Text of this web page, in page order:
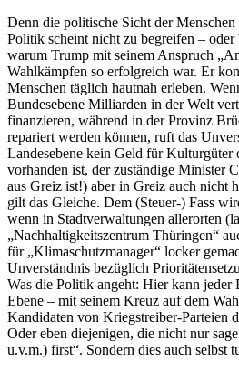
Denn die politische Sicht der
Politik scheint nicht zu begreifen –
warum Trump mit seinem Anspruch
Wahlkämpfen so erfolgreich war. Er
Menschen täglich hautnah erleben.
Bundesebene Milliarden in der Welt
finanzieren, während in der Provinz
repariert werden können, ruft das
Landesebene kein Geld für Kulturgüter
vorhanden ist, der zuständige Minister
aus Greiz ist!) aber in Greiz auch nicht
gilt das Gleiche. Dem (Steuer-) Fass
wenn in Stadtverwaltungen allerorten
„Nachhaltigkeitszentrum Thüringen“
für „Klimaschutzmanager“ locker
Unverständnis bezüglich
Was die Politik angeht: Hier kann jeder
Ebene – mit seinem Kreuz auf dem
Kandidaten von Kriegstreiber-Parteien
Oder eben diejenigen, die nicht nur
u.v.m.) first“. Sondern dies auch selbst